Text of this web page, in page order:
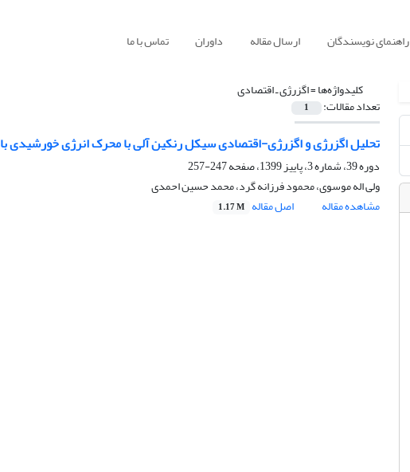
راهنمای نویسندگان ارسال مقاله داوران تماس با ما
کلیدواژه‌ها =اگزرژی ـ اقتصادی
تعداد مقالات: 1
تحلیل اگزرژی و اگزرژی-اقتصادی سیکل رنکین آلی با محرک انرژی خورشیدی با
دوره 39، شماره 3، پاییز 1399، صفحه
247-257
ولی اله موسوی، محمود فرزانه گرد، محمد حسین احمدی
مشاهده مقاله
اصل مقاله 1.17 M